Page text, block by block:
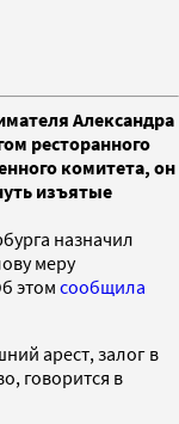
Александра
ресторанного
комитета, он
изъятые
назначил
меру
этом сообщила
арест, залог в
говорится в